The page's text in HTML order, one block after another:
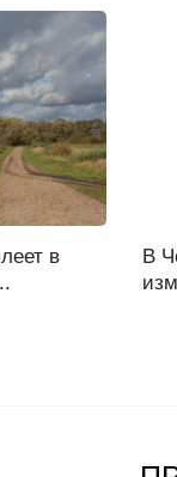
в
В